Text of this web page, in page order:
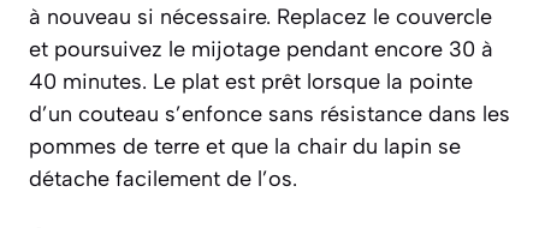
à nouveau si nécessaire. Replacez le couvercle
et poursuivez le mijotage pendant encore 30 à
40 minutes. Le plat est prêt lorsque la pointe
d’un couteau s’enfonce sans résistance dans les
pommes de terre et que la chair du lapin se
détache facilement de l’os.